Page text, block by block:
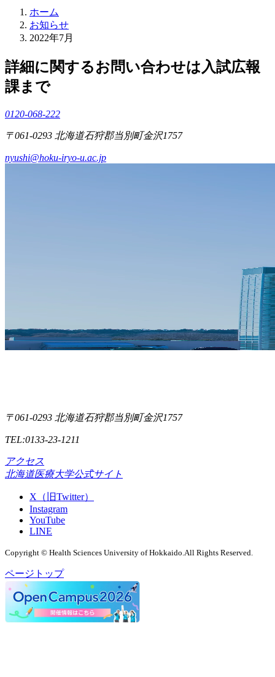
ホーム
お知らせ
2022年7月
詳細に関するお問い合わせは入試広報
課まで
0120-068-222
〒061-0293 北海道石狩郡当別町金沢1757
nyushi@hoku-iryo-u.ac.jp
〒061-0293 北海道石狩郡当別町金沢1757
TEL:0133-23-1211
アクセス
北海道医療大学公式サイト
X（旧Twitter）
Instagram
YouTube
LINE
Copyright © Health Sciences University of Hokkaido.All Rights Reserved.
ページトップ